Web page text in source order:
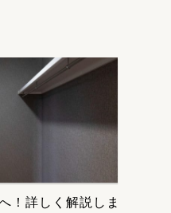
！詳しく解説しま